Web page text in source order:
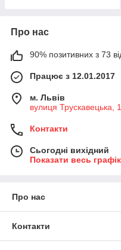
Про нас
90% позитивних з 73
Працює з 12.01.2017
м. Львів
вулиця Трускавецька,
Контакти
Сьогодні вихідний
Показати весь
Про нас
Контакти